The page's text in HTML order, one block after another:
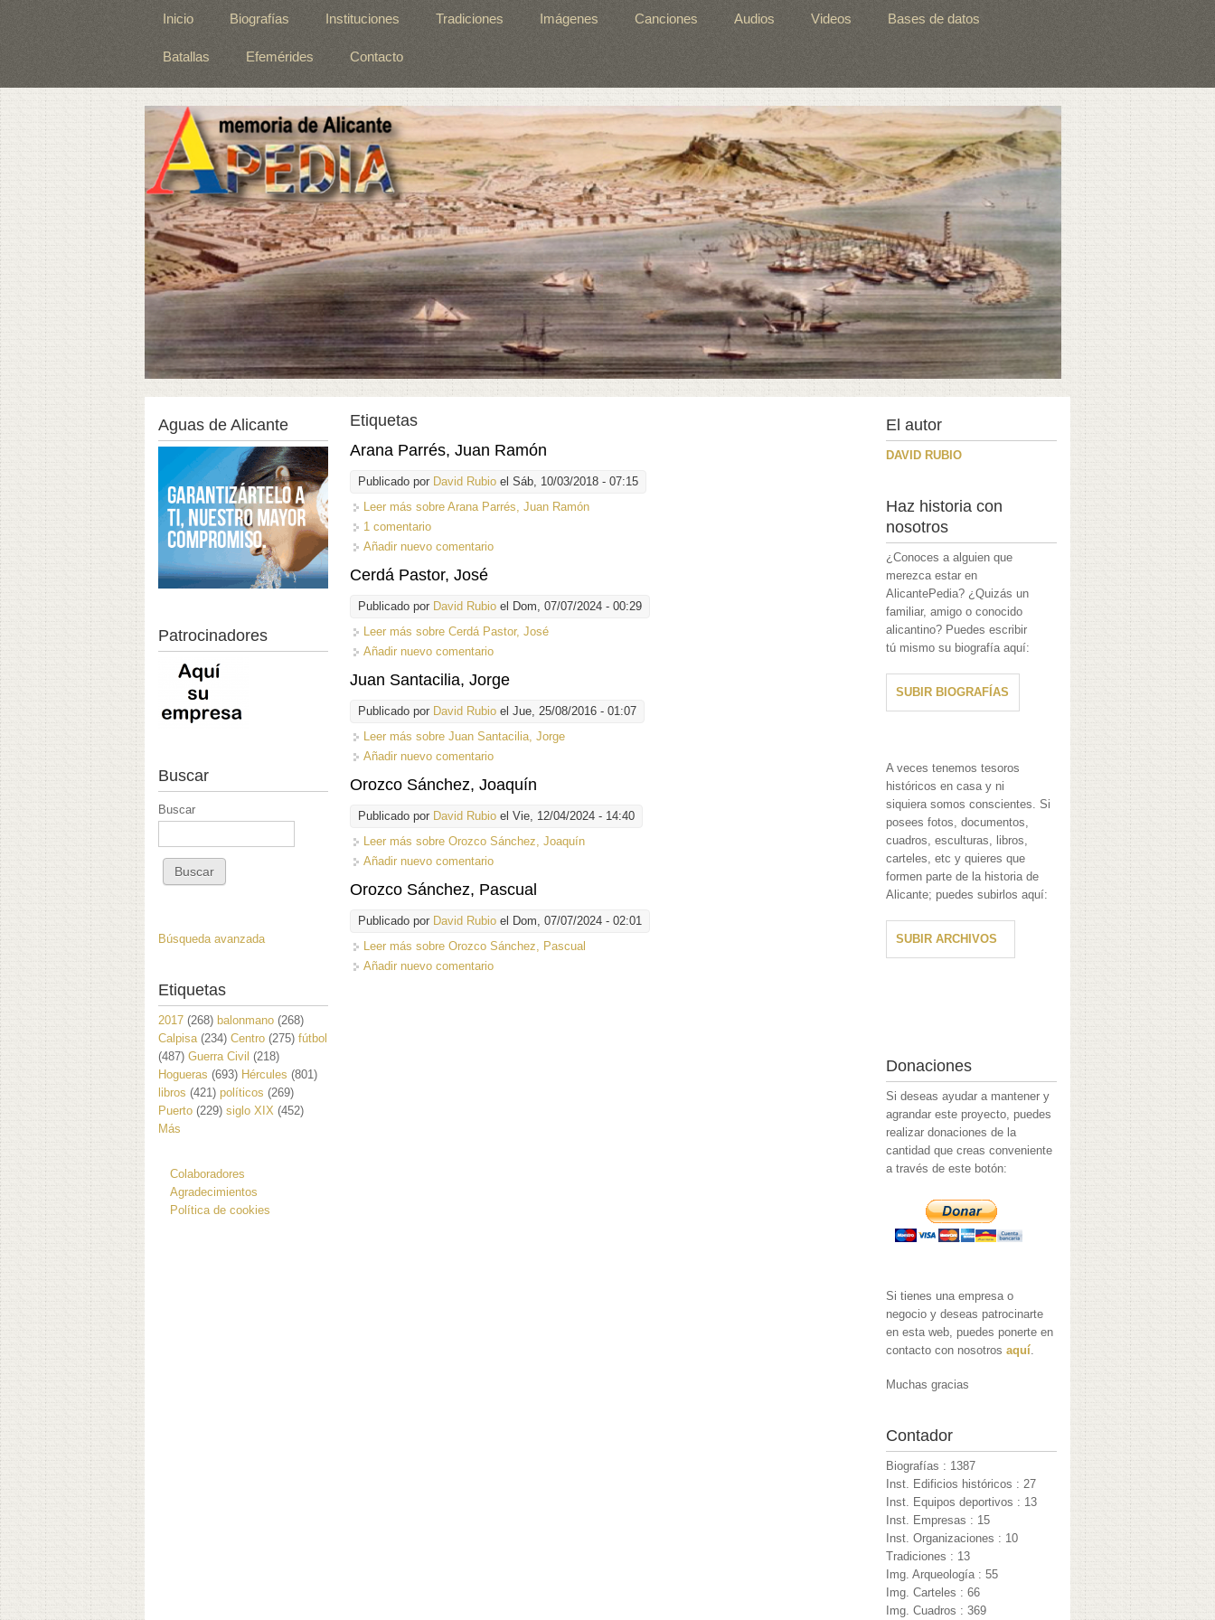
Inicio Biografías Instituciones Tradiciones Imágenes Canciones Audios Videos Bases de datos
Batallas Efemérides Contacto
Etiquetas
Arana Parrés, Juan Ramón
Publicado por David Rubio el Sáb, 10/03/2018 - 07:15
Leer más sobre Arana Parrés, Juan Ramón
1 comentario
Añadir nuevo comentario
Cerdá Pastor, José
Publicado por David Rubio el Dom, 07/07/2024 - 00:29
Leer más sobre Cerdá Pastor, José
Añadir nuevo comentario
Juan Santacilia, Jorge
Publicado por David Rubio el Jue, 25/08/2016 - 01:07
Leer más sobre Juan Santacilia, Jorge
Añadir nuevo comentario
Orozco Sánchez, Joaquín
Publicado por David Rubio el Vie, 12/04/2024 - 14:40
Leer más sobre Orozco Sánchez, Joaquín
Añadir nuevo comentario
Orozco Sánchez, Pascual
Publicado por David Rubio el Dom, 07/07/2024 - 02:01
Leer más sobre Orozco Sánchez, Pascual
Añadir nuevo comentario
Aguas de Alicante
Patrocinadores
Buscar
Buscar
Búsqueda avanzada
Etiquetas
2017 (268) balonmano (268)
Calpisa (234) Centro (275) fútbol
(487) Guerra Civil (218)
Hogueras (693) Hércules (801)
libros (421) políticos (269)
Puerto (229) siglo XIX (452)
Más
Colaboradores
Agradecimientos
Política de cookies
El autor
DAVID RUBIO
Haz historia con
nosotros
¿Conoces a alguien que
merezca estar en
AlicantePedia? ¿Quizás un
familiar, amigo o conocido
alicantino? Puedes escribir
tú mismo su biografía aquí:
SUBIR BIOGRAFÍAS
A veces tenemos tesoros
históricos en casa y ni
siquiera somos conscientes. Si
posees fotos, documentos,
cuadros, esculturas, libros,
carteles, etc y quieres que
formen parte de la historia de
Alicante; puedes subirlos aquí:
SUBIR ARCHIVOS
Donaciones
Si deseas ayudar a mantener y
agrandar este proyecto, puedes
realizar donaciones de la
cantidad que creas conveniente
a través de este botón:
Si tienes una empresa o
negocio y deseas patrocinarte
en esta web, puedes ponerte en
contacto con nosotrosaquí.
Muchas gracias
Contador
Biografías : 1387
Inst. Edificios históricos : 27
Inst. Equipos deportivos : 13
Inst. Empresas : 15
Inst. Organizaciones : 10
Tradiciones : 13
Img. Arqueología : 55
Img. Carteles : 66
Img. Cuadros : 369